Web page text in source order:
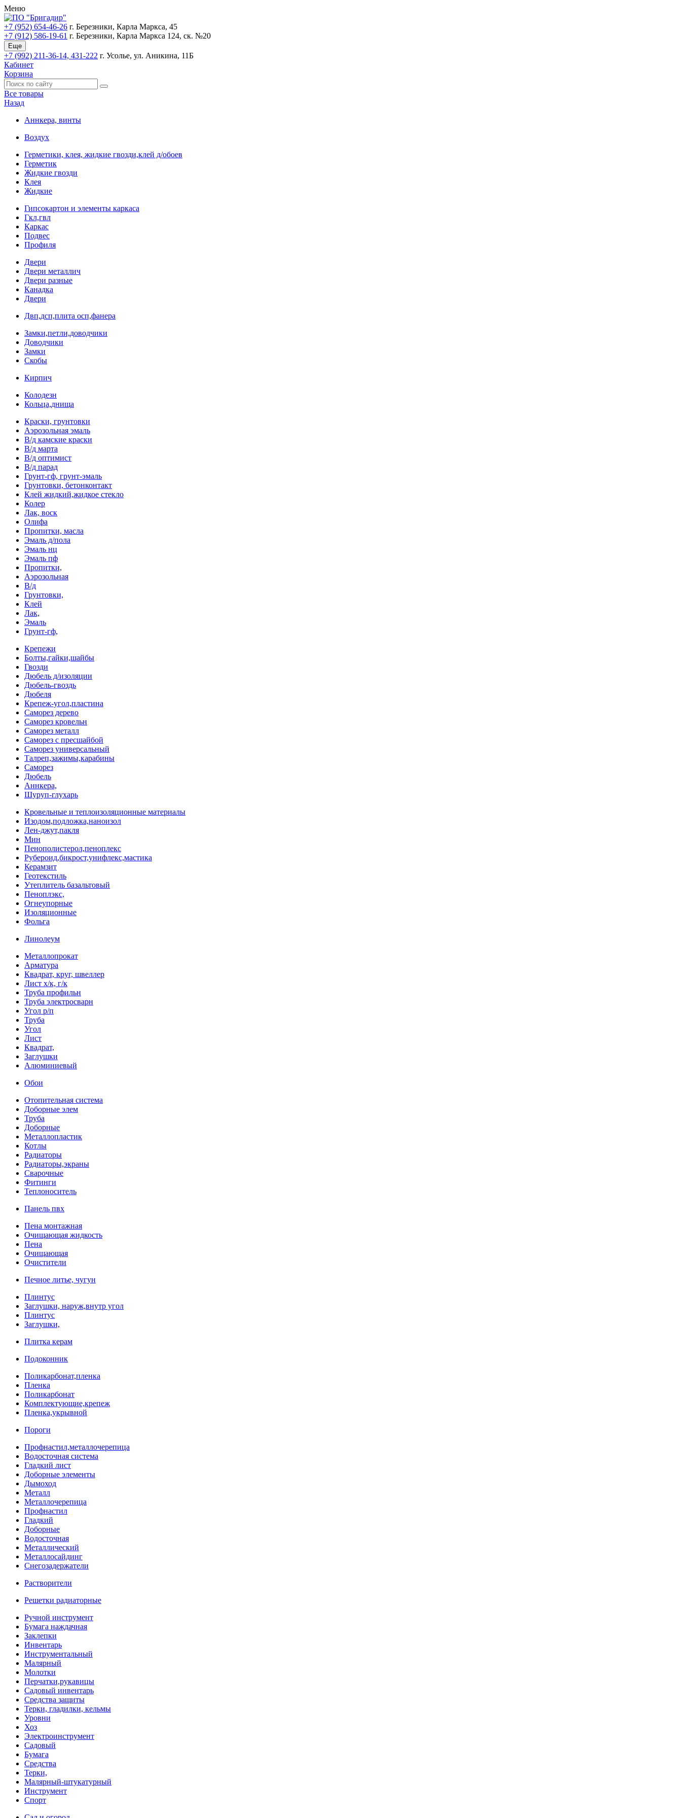
Меню
+7 (952) 654-46-26 г. Березники, Карла Маркса, 45
+7 (912) 586-19-61 г. Березники, Карла Маркса 124, ск. №20
Еще
+7 (992) 211-36-14, 431-222 г. Усолье, ул. Аникина, 11Б
Кабинет
Корзина
Все товары
Назад
Аннкера, винты
Воздух
Герметики, клея, жидкие гвозди,клей д/обоев
Герметик
Жидкие гвозди
Клея
Жидкие
Гипсокартон и элементы каркаса
Гкл,гвл
Каркас
Подвес
Профиля
Двери
Двери металлич
Двери разные
Канадка
Двери
Двп,дсп,плита осп,фанера
Замки,петли,доводчики
Доводчики
Замки
Скобы
Кирпич
Колодезн
Кольца,днища
Краски, грунтовки
Аэрозольная эмаль
В/д камские краски
В/д марта
В/д оптимист
В/д парад
Грунт-гф, грунт-эмаль
Грунтовки, бетонконтакт
Клей жидкий,жидкое стекло
Колер
Лак, воск
Олифа
Пропитки, масла
Эмаль д/пола
Эмаль нц
Эмаль пф
Пропитки,
Аэрозольная
В/д
Грунтовки,
Клей
Лак,
Эмаль
Грунт-гф,
Крепежи
Болты,гайки,шайбы
Гвозди
Дюбель д/изоляции
Дюбель-гвоздь
Дюбеля
Крепеж-угол,пластина
Саморез дерево
Саморез кровельн
Саморез металл
Саморез с пресшайбой
Саморез универсальный
Талреп,зажимы,карабины
Саморез
Дюбель
Аннкера,
Шуруп-глухарь
Кровельные и теплоизоляционные материалы
Изодом,подложка,наноизол
Лен-джут,пакля
Мин
Пенополистерол,пеноплекс
Рубероид,бикрост,унифлекс,мастика
Керамзит
Геотекстиль
Утеплитель базальтовый
Пеноплэкс,
Огнеупорные
Изоляционные
Фольга
Линолеум
Металлопрокат
Арматура
Квадрат, круг, швеллер
Лист х/к, г/к
Труба профильн
Труба электросварн
Угол р/п
Труба
Угол
Лист
Квадрат,
Заглушки
Алюминиевый
Обои
Отопительная система
Доборные элем
Труба
Доборные
Металлопластик
Котлы
Радиаторы
Радиаторы,экраны
Сварочные
Фитинги
Теплоноситель
Панель пвх
Пена монтажная
Очищающая жидкость
Пена
Очищающая
Очистители
Печное литье, чугун
Плинтус
Заглушки, наруж,внутр угол
Плинтус
Заглушки,
Плитка керам
Подоконник
Поликарбонат,пленка
Пленка
Поликарбонат
Комплектующие,крепеж
Пленка,укрывной
Пороги
Профнастил,металлочерепица
Водосточная система
Гладкий лист
Доборные элементы
Дымоход
Металл
Металлочерепица
Профнастил
Гладкий
Доборные
Водосточная
Металлический
Металлосайдинг
Снегозадержатели
Растворители
Решетки радиаторные
Ручной инструмент
Бумага наждачная
Заклепки
Инвентарь
Инструментальный
Малярный
Молотки
Перчатки,рукавицы
Садовый инвентарь
Средства защиты
Терки, гладилки, кельмы
Уровни
Хоз
Электроинструмент
Садовый
Бумага
Средства
Терки,
Малярный-штукатурный
Инструмент
Спорт